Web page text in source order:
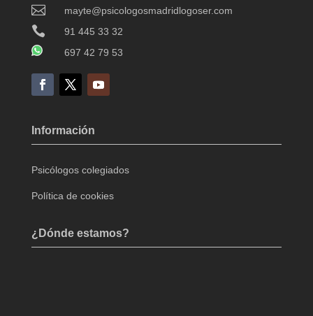
 mayte@psicologosmadridlogoser.com

91 445 33 32
697 42 79 53
Información
Psicólogos colegiados
Política de cookies
¿Dónde estamos?